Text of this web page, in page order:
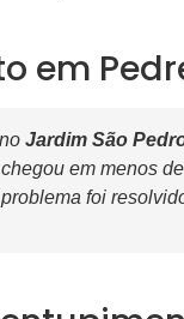
em
Jardim São
em menos
foi